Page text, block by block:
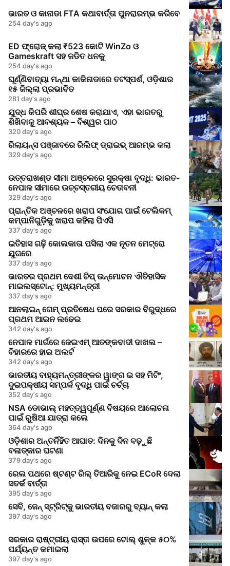
ଭାରତ ଓ କାନାଡା FTA କଥାବାର୍ତ୍ତା ପୁନରାରମ୍ଭ କରିବେ
254 day's ago
ED ଫ୍ରୋଜ୍ କଲା ₹523 କୋଟି WinZo ଓ
Gameskraft ସହ ଜଡିତ ଧନକୁ
254 day's ago
ଘୂର୍ଣ୍ଣିବାତ୍ୟା ମନ୍ଥା କାକିନାଡାରେ ତଟସ୍ପର୍ଶ, ଓଡ଼ିଶାର
୧୫ ଜିଲ୍ଲା ପ୍ରଭାବିତ
281 day's ago
ଯୁଦ୍ଧ କିପରି ଶୀଘ୍ର ଶେଷ କରାଯାଏ, ଏହା ଭାରତରୁ
ଶିଖିବାକୁ ଆବଶ୍ୟକ – ବିଶ୍ୱର ପାଠ
320 day's ago
ରିଲାୟନ୍ସ ପଞ୍ଜାବରେ ରିଲିଫ୍ ଡ୍ରାଇଭ୍ ଆରମ୍ଭ କଲା
329 day's ago
ଉତ୍ତରାଖଣ୍ଡ ସୀମା ଅଞ୍ଚଳରେ ସୁରକ୍ଷା ବୃଦ୍ଧି: ଭାରତ-
ନେପାଳ ସୀମାରେ ଉଚ୍ଚସ୍ତରୀୟ ଚେତାବନୀ
329 day's ago
ପ୍ରାନ୍ତିକ ଅଞ୍ଚଳରେ ଖରାପ ସଂଯୋଗ ପାଇଁ ଟେଲିକମ୍
କମ୍ପାନିଗୁଡ଼ିକୁ ଖରାପ କହିଲା ପିଏସି
337 day's ago
ଇତିହାସ ଗଢ଼ି କୋଲକାତା ପସିଲା ଏକ ନୂତନ ମେଟ୍ରୋ
ଯୁଗରେ
337 day's ago
ଭାରତର ପ୍ରଥମ ଦେଶୀ ଚିପ୍ ଉନ୍ମୋଚନ ଐତିହାସିକ
ମାଇଲସ୍ଟୋନ୍: ମୁଖ୍ୟମନ୍ତ୍ରୀ
337 day's ago
ଆନଲାଇନ୍ ଗେମ୍ ପ୍ରତିଷେଧ ପରେ ସରକାର ବିରୁଦ୍ଧରେ
ପ୍ରଥମ ଆଇନ ଲଢେଇ
342 day's ago
ନେପାଳ ମାର୍ଗରେ ଜେଇଏମ୍ ଆତଙ୍କବାଦୀ ଦାଖଲ –
ବିହାରରେ ହାଇ ଅଲର୍ଟ
342 day's ago
ଭାରତୀୟ ବାହ୍ୟମନ୍ତ୍ରୀଙ୍କର ୱାଙ୍ଗ ଇ ସହ ମିଟିଂ,
ଦୁଇପକ୍ଷୀୟ ସମ୍ପର୍କ ବୃଦ୍ଧି ପାଇଁ ଚର୍ଚ୍ଚା
352 day's ago
NSA ଡୋଭାଲ୍ ମହତ୍ତ୍ୱପୂର୍ଣ୍ଣ ବିଷୟରେ ଆଲୋଚନା
ପାଇଁ ରୁଷିଆ ଯାତ୍ରା କଲେ
364 day's ago
ଓଡ଼ିଶାର ଅନ୍ତର୍ନିହିତ ଆଘାତ: ଦିନକୁ ଦିନ ବଢ଼ୁଛି
ବଳାତ୍କାର ଘଟଣା
379 day's ago
ରେଲ ପଥରେ ଷ୍ଟଣ୍ଟ ରିଲ୍ ତିଆରିକୁ ନେଇ ECoR ଦେଲା
ସତର୍କ ବାର୍ତ୍ତା
395 day's ago
ସେବି, ଜେନ୍‌ ସ୍ଟ୍ରିଟ୍‌କୁ ଭାରତୀୟ ବଜାରରୁ ବ୍ୟାନ୍ କଲା
397 day's ago
ସରକାର ରାଷ୍ଟ୍ରୀୟ ରାସ୍ତା ଉପରେ ଟୋଲ୍ ଶୁଳ୍କ ୫୦%
ପର୍ଯ୍ୟନ୍ତ କମାଇଲା
397 day's ago